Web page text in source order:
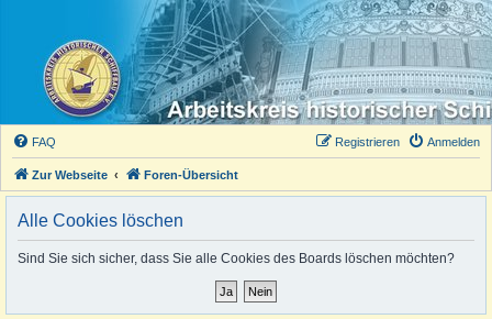
FAQ Anmelden
Registrieren
Zur Webseite Foren-Übersicht
Alle Cookies löschen
Sind Sie sich sicher, dass Sie alle Cookies des Boards löschen möchten?